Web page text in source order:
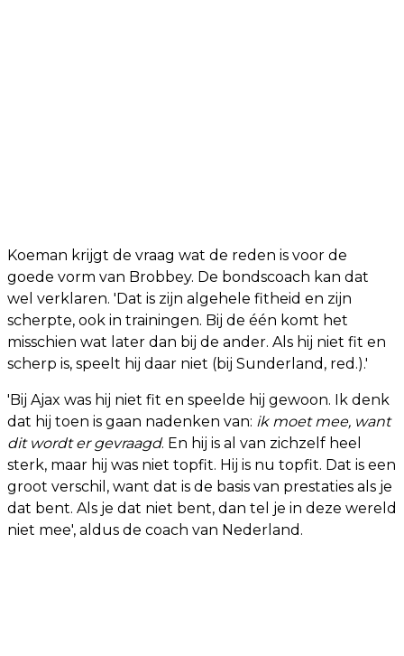
Koeman krijgt de vraag wat de reden is voor de
goede vorm van Brobbey. De bondscoach kan dat
wel verklaren. 'Dat is zijn algehele fitheid en zijn
scherpte, ook in trainingen. Bij de één komt het
misschien wat later dan bij de ander. Als hij niet fit en
scherp is, speelt hij daar niet (bij Sunderland, red.).'
'Bij Ajax was hij niet fit en speelde hij gewoon. Ik denk
dat hij toen is gaan nadenken van: ik moet mee, want
dit wordt er gevraagd. En hij is al van zichzelf heel
sterk, maar hij was niet topfit. Hij is nu topfit. Dat is een
groot verschil, want dat is de basis van prestaties als je
dat bent. Als je dat niet bent, dan tel je in deze wereld
niet mee', aldus de coach van Nederland.